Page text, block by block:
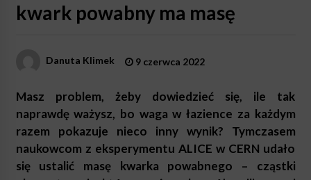
kwark powabny ma masę
Danuta Klimek 9 czerwca 2022
Masz problem, żeby dowiedzieć się, ile tak
naprawdę ważysz, bo waga w łazience za każdym
razem pokazuje nieco inny wynik? Tymczasem
naukowcom z eksperymentu ALICE w CERN udało
się ustalić masę kwarka powabnego – cząstki